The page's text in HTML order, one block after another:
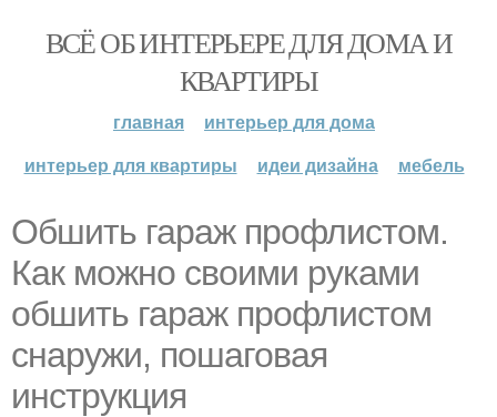
ВСЁ ОБ ИНТЕРЬЕРЕ ДЛЯ ДОМА И
КВАРТИРЫ
главная
интерьер для дома
интерьер для квартиры
идеи дизайна мебель
Обшить гараж профлистом.
Как можно своими руками
обшить гараж профлистом
снаружи, пошаговая
инструкция